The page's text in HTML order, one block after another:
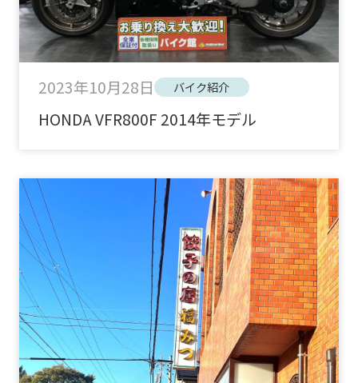
2023年10月28日 バイク紹介
HONDA VFR800F 2014年モデル